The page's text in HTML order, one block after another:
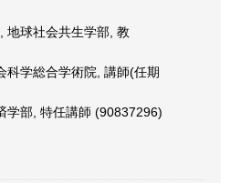
地球社会共生学部, 教
科学総合学術院, 講師(任期
学部, 特任講師 (90837296)